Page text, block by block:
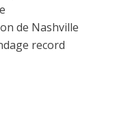
de Nashville
record